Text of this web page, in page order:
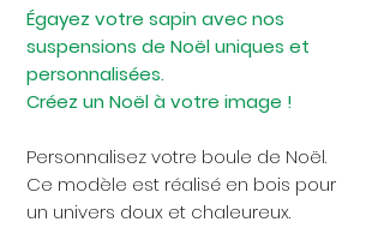
Égayez votre sapin avec nos
suspensions de Noël uniques et
personnalisées.
Créez un Noël à votre image !
Personnalisez votre boule de Noël.
Ce modèle est réalisé en bois pour
un univers doux et chaleureux.